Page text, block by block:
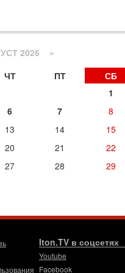
2026 »
ЧТ ПТ СБ
1
6 7 8
13 14 15
20 21 22
27 28 29
Iton.TV в соцсетях
Youtube
Facebook